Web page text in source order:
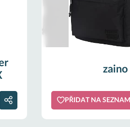
zaino
PŘIDAT NA SEZNAM